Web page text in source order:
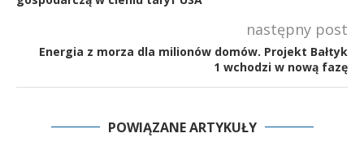
następny post
Energia z morza dla milionów domów. Projekt Bałtyk
1 wchodzi w nową fazę
POWIĄZANE ARTYKUŁY